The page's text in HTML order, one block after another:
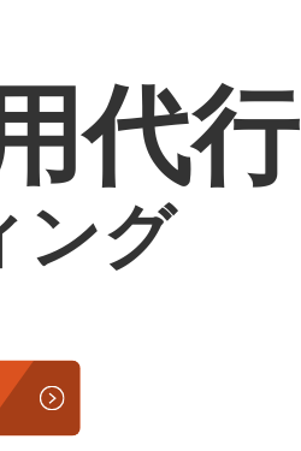
料金表
会社概要・役員紹介
ミッション・ビジョン・バリュー
取締役メッセージ（株本祐己）
業務委託
認定パートナー
代行
ング